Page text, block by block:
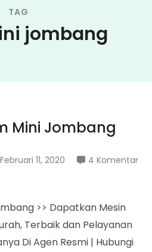
TAG
jombang
Mini Jombang
Februari 11, 2020 4 Komentar
>> Dapatkan Mesin
Terbaik dan Pelayanan
Di Agen Resmi | Hubungi